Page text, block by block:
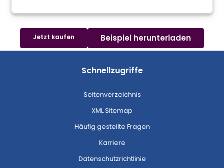
Jetzt kaufen Beispiel herunterladen
Schnellzugriffe
Seitenverzeichnis
XML Sitemap
Häufig gestellte Fragen
Karriere
Datenschutzrichtlinie